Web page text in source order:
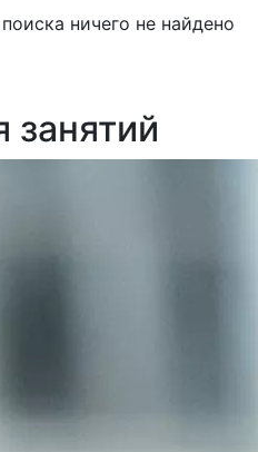
ничего не найдено
занятий